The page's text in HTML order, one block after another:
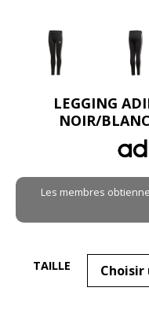
LEGGING
NOIR/
Les membres
TAILLE